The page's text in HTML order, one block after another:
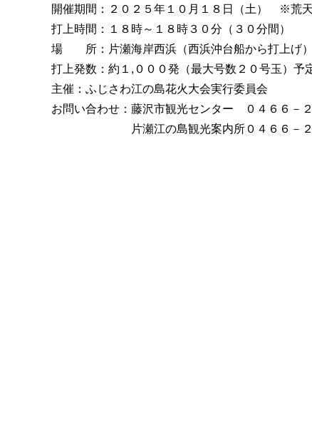
開催期間：２０２５年１０月１８日（土） ※荒
打上時間：１８時～１８時３０分（３０分間）
場 所：片瀬海岸西浜（西浜沖台船から打上げ）
打上発数：約１,０００発（最大号数２０号玉）予
主催：ふじさわ江の島花火大会実行委員会
お問い合わせ：藤沢市観光センター ０４６６－２
片瀬江の島観光案内所０４６６－２４